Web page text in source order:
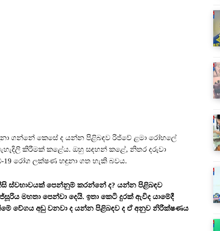
ගන්නේ කෙසේ ද යන්න පිළිබඳව රිජ්වේ ළමා රෝහලේ
කිරීමක් කළේය. ඔහු සඳහන් කළේ, නිතර දරුවා
රෝග ලක්ෂණ හඳුනා ගත හැකි බවය.
ස්වභාවයක් පෙන්නුම් කරන්නේ ද? යන්න පිළිබඳව
මහතා පෙන්වා දෙයි. ඉතා කෙටි දුරක් ඇවිද යාමේදී
වේගය අඩු වනවා ද යන්න පිළිබඳව ද ඒ අනුව නිරීක්ෂණය